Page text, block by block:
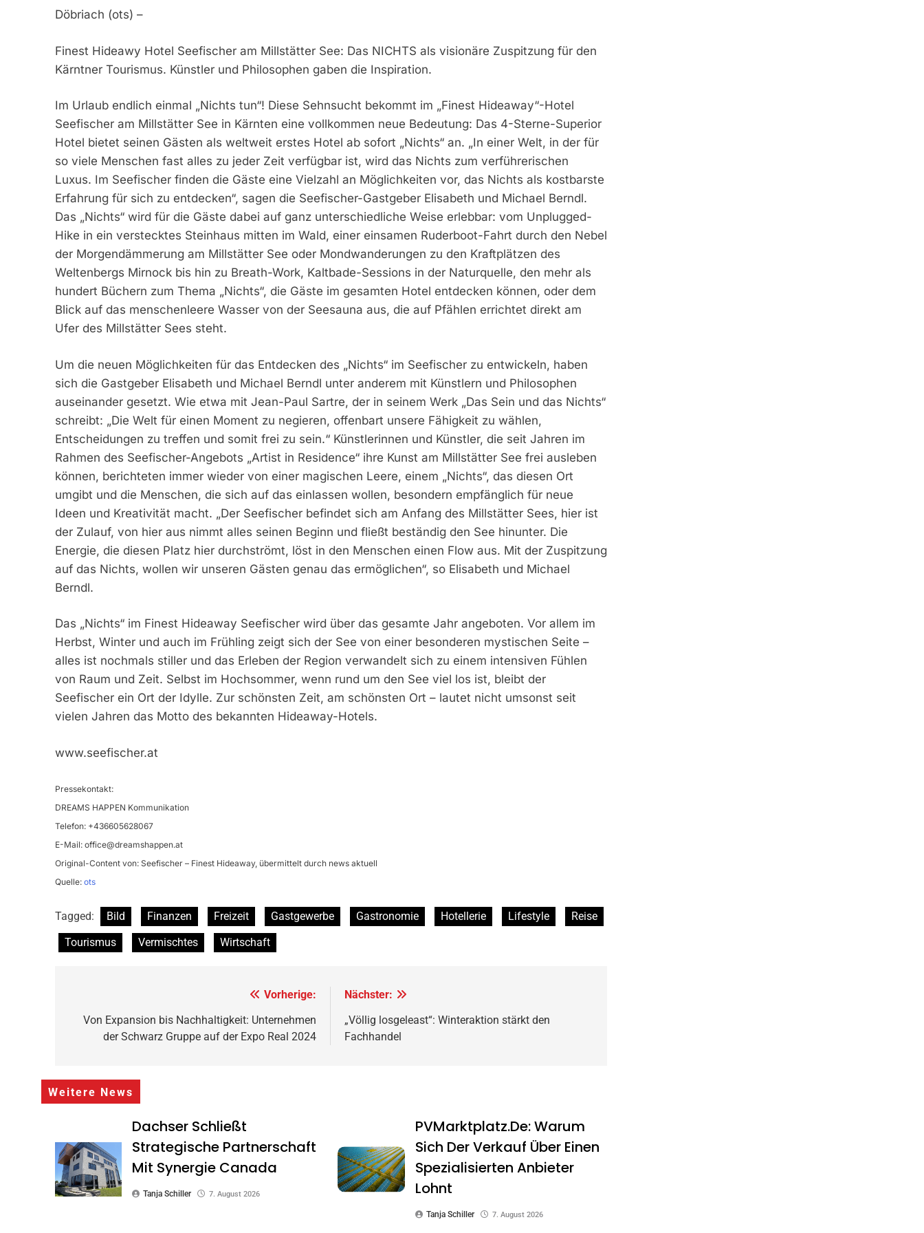
Döbriach (ots) –
Finest Hideawy Hotel Seefischer am Millstätter See: Das NICHTS als visionäre Zuspitzung für den
Kärntner Tourismus. Künstler und Philosophen gaben die Inspiration.
Im Urlaub endlich einmal „Nichts tun“! Diese Sehnsucht bekommt im „Finest Hideaway“-Hotel
Seefischer am Millstätter See in Kärnten eine vollkommen neue Bedeutung: Das 4-Sterne-Superior
Hotel bietet seinen Gästen als weltweit erstes Hotel ab sofort „Nichts“ an. „In einer Welt, in der für
so viele Menschen fast alles zu jeder Zeit verfügbar ist, wird das Nichts zum verführerischen
Luxus. Im Seefischer finden die Gäste eine Vielzahl an Möglichkeiten vor, das Nichts als kostbarste
Erfahrung für sich zu entdecken“, sagen die Seefischer-Gastgeber Elisabeth und Michael Berndl.
Das „Nichts“ wird für die Gäste dabei auf ganz unterschiedliche Weise erlebbar: vom Unplugged-
Hike in ein verstecktes Steinhaus mitten im Wald, einer einsamen Ruderboot-Fahrt durch den Nebel
der Morgendämmerung am Millstätter See oder Mondwanderungen zu den Kraftplätzen des
Weltenbergs Mirnock bis hin zu Breath-Work, Kaltbade-Sessions in der Naturquelle, den mehr als
hundert Büchern zum Thema „Nichts“, die Gäste im gesamten Hotel entdecken können, oder dem
Blick auf das menschenleere Wasser von der Seesauna aus, die auf Pfählen errichtet direkt am
Ufer des Millstätter Sees steht.
Um die neuen Möglichkeiten für das Entdecken des „Nichts“ im Seefischer zu entwickeln, haben
sich die Gastgeber Elisabeth und Michael Berndl unter anderem mit Künstlern und Philosophen
auseinander gesetzt. Wie etwa mit Jean-Paul Sartre, der in seinem Werk „Das Sein und das Nichts“
schreibt: „Die Welt für einen Moment zu negieren, offenbart unsere Fähigkeit zu wählen,
Entscheidungen zu treffen und somit frei zu sein.“ Künstlerinnen und Künstler, die seit Jahren im
Rahmen des Seefischer-Angebots „Artist in Residence“ ihre Kunst am Millstätter See frei ausleben
können, berichteten immer wieder von einer magischen Leere, einem „Nichts“, das diesen Ort
umgibt und die Menschen, die sich auf das einlassen wollen, besondern empfänglich für neue
Ideen und Kreativität macht. „Der Seefischer befindet sich am Anfang des Millstätter Sees, hier ist
der Zulauf, von hier aus nimmt alles seinen Beginn und fließt beständig den See hinunter. Die
Energie, die diesen Platz hier durchströmt, löst in den Menschen einen Flow aus. Mit der Zuspitzung
auf das Nichts, wollen wir unseren Gästen genau das ermöglichen“, so Elisabeth und Michael
Berndl.
Das „Nichts“ im Finest Hideaway Seefischer wird über das gesamte Jahr angeboten. Vor allem im
Herbst, Winter und auch im Frühling zeigt sich der See von einer besonderen mystischen Seite –
alles ist nochmals stiller und das Erleben der Region verwandelt sich zu einem intensiven Fühlen
von Raum und Zeit. Selbst im Hochsommer, wenn rund um den See viel los ist, bleibt der
Seefischer ein Ort der Idylle. Zur schönsten Zeit, am schönsten Ort – lautet nicht umsonst seit
vielen Jahren das Motto des bekannten Hideaway-Hotels.
www.seefischer.at
Pressekontakt:
DREAMS HAPPEN Kommunikation
Telefon: +436605628067
E-Mail: office@dreamshappen.at
Original-Content von: Seefischer – Finest Hideaway, übermittelt durch news aktuell
Quelle: ots
Tagged: Bild Finanzen Freizeit Gastgewerbe Gastronomie Hotellerie Lifestyle
Reise
Tourismus
Vermischtes Wirtschaft
Vorherige:
Von Expansion bis Nachhaltigkeit: Unternehmen
der Schwarz Gruppe auf der Expo Real 2024
Nächster:
„Völlig losgeleast“: Winteraktion stärkt den
Fachhandel
Weitere News
Dachser Schließt
Strategische Partnerschaft
Mit Synergie Canada
Tanja Schiller 7. August 2026
PVMarktplatz.de: Warum
Sich Der Verkauf Über Einen
Spezialisierten Anbieter
Lohnt
Tanja Schiller 7. August 2026